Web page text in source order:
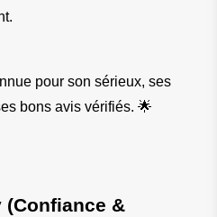
bons avis vérifiés. 🌟
&